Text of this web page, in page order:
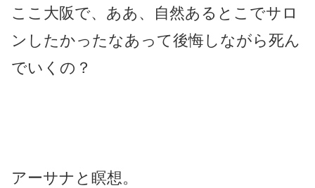
ここ大阪で、ああ、自然あるとこでサロ
ンしたかったなあって後悔しながら死ん
でいくの？
アーサナと瞑想。